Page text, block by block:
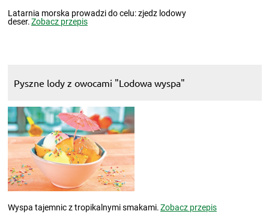
Latarnia morska prowadzi do celu: zjedz lodowy
deser.Zobacz przepis
Pyszne lody z owocami "Lodowa wyspa"
Wyspa tajemnic z tropikalnymi smakami.Zobacz przepis